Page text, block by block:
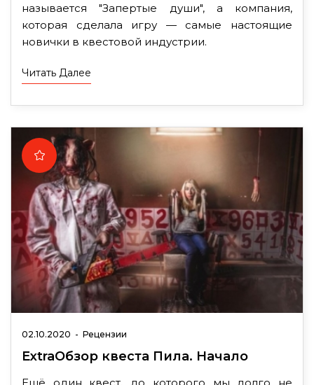
называется "Запертые души", а компания,
которая сделала игру — самые настоящие
новички в квестовой индустрии.
Читать Далее
02.10.2020 - Рецензии
ExtraОбзор квеста Пила. Начало